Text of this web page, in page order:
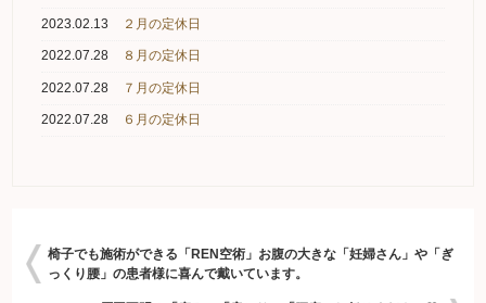
2023.02.13 ２月の定休日
2022.07.28 ８月の定休日
2022.07.28 ７月の定休日
2022.07.28 ６月の定休日
椅子でも施術ができる「REN空術」お腹の大きな「妊婦さん」や「ぎ
っくり腰」の患者様に喜んで戴いています。